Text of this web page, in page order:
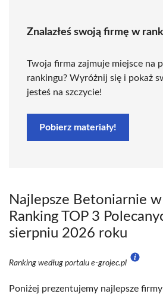
Znalazłeś swoją firmę w
Twoja firma zajmuje miejsce na
rankingu? Wyróżnij się i pokaż
jesteś na szczycie!
Pobierz materiały!
Najlepsze Betoniarnie
Ranking TOP 3
sierpniu 2026 roku
Ranking według portalu e-grojec.pl
Poniżej prezentujemy najlepsze